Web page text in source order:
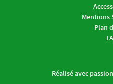
Mentions
Plan
Réalisé avec